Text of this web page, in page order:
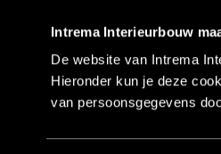
Intrema Interieurbouw
De website van Intrema
Hieronder kun je deze
van persoonsgegevens